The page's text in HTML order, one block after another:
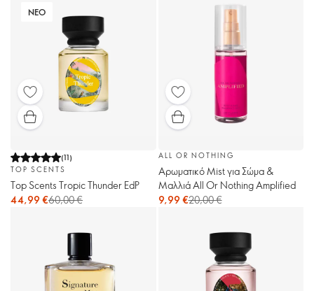
ΝΕΟ
(11)
TOP SCENTS
Top Scents Tropic Thunder EdP
44,99 €60,00 €
ALL OR NOTHING
Αρωματικό Mist για Σώμα &
Μαλλιά All Or Nothing Amplified
9,99 €20,00 €